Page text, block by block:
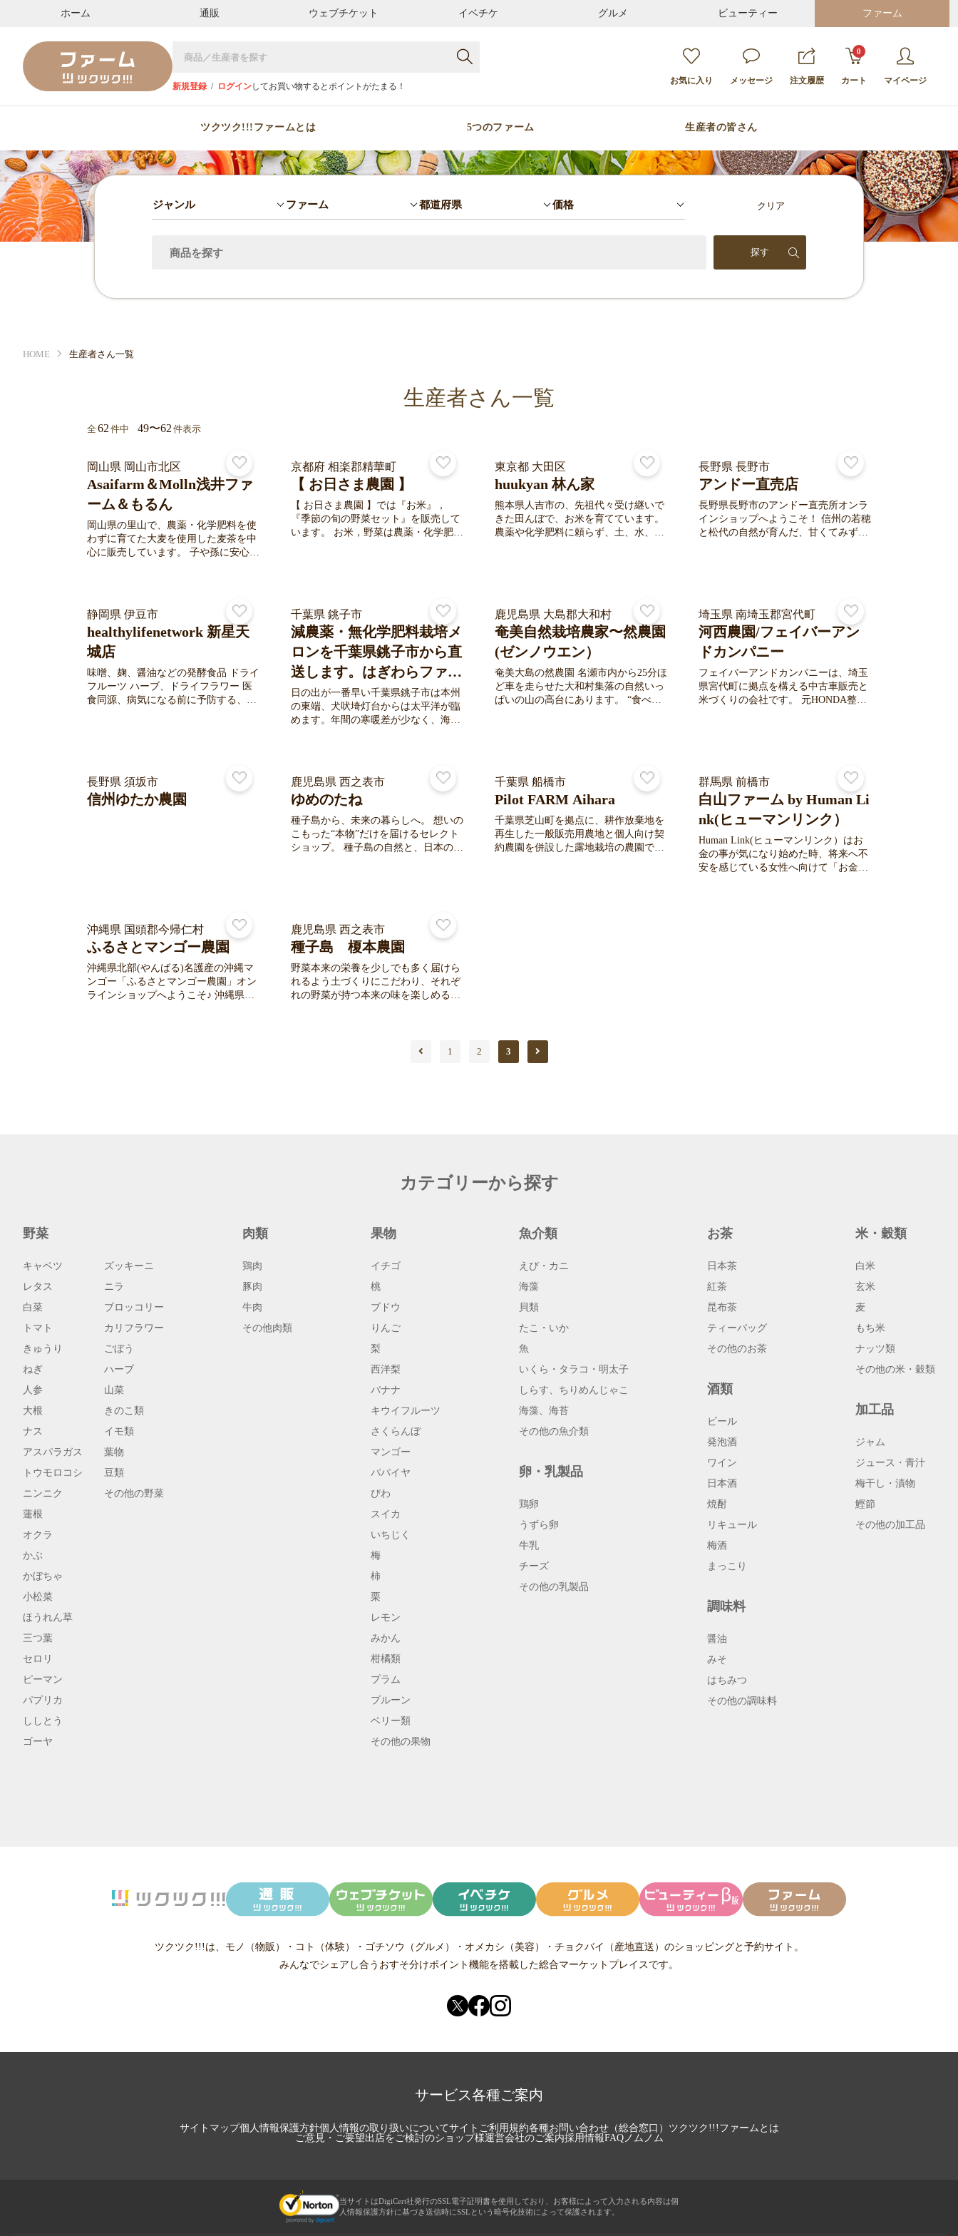
ホーム 通販 ウェブチケット イベチケ グルメ ビューティー ファーム
新規登録 / ログインしてお買い物するとポイントがたまる！
お気に入り メッセージ 注文履歴
0
カート マイページ
ツクツク!!!ファームとは 5つのファーム 生産者の皆さん
ジャンル ファーム 都道府県 価格 クリア
HOME 生産者さん一覧
生産者さん一覧
全62 件中 49〜62 件表示
岡山県 岡山市北区
Asaifarm＆Molln浅井ファ
ーム＆もるん
岡山県の里山で、農薬・化学肥料を使
わずに育てた大麦を使用した麦茶を中
心に販売しています。 子や孫に安心し
物の力を活かして栽培しています。 麦
茶のほか、旬の野菜や果樹、穀物も無
農薬・無化学肥料で育て、全国へお届
けしています。
京都府 相楽郡精華町
【 お日さま農園 】
【 お日さま農園 】では『お米』，
『季節の旬の野菜セット』を販売して
います。 お米，野菜は農薬・化学肥料
料で野菜を育てる。 ③ 育てた野菜を
家庭等に出荷する。 ④ 食品残渣を回
収する。 ⑤ ①へ戻る。
東京都 大田区
huukyan 林ん家
熊本県人吉市の、先祖代々受け継いで
きた田んぼで、お米を育てています。
農薬や化学肥料に頼らず、土、水、太
が守り続けてきた田んぼと、受け継が
れてきた米づくりを、次の世代へつな
いでいくこと。それが「林ん家」の新
しい挑戦です。 自然の恵みと、つくり
手の顔が見えるお米を、熊本・人吉か
ら数量限定でお届けします。
長野県 長野市
アンドー直売店
長野県長野市のアンドー直売所オンラ
インショップへようこそ！ 信州の若穂
と松代の自然が育んだ、甘くてみずみ
静岡県 伊豆市
healthylifenetwork 新星天
城店
味噌、麹、醤油などの発酵食品 ドライ
フルーツ ハーブ、ドライフラワー 医
食同源、病気になる前に予防する、健
千葉県 銚子市
減農薬・無化学肥料栽培メ
ロンを千葉県銚子市から直
送します。はぎわらファー
ム
日の出が一番早い千葉県銚子市は本州
の東端、犬吠埼灯台からは太平洋が臨
めます。年間の寒暖差が少なく、海風
コール」を主力に自社ブランド「Gree
n Wink(グリーンウインク）」を立ち上
げました。ピーマン、トマト、落花生
などと共に、無化学肥料・減農薬にて
栽培しています。見た目の形、美しさ
にこだわらず、おいしくて食べた人の
エネルギーになるビタミン、ミネラル
鹿児島県 大島郡大和村
奄美自然栽培農家〜然農園
(ゼンノウエン）
奄美大島の然農園 名瀬市内から25分ほ
ど車を走らせた大和村集落の自然いっ
ぱいの山の高台にあります。 “食べる
も無農薬野菜・果物が魅力です。 これ
からも“人と自然がともに生きる農
業”を実践し、皆さまに心から喜んで
いただける農産物をお届けしてまいり
ます。 ♢SNS https://www.instagram.co
m/zennouen
埼玉県 南埼玉郡宮代町
河西農園/フェイバーアン
ドカンパニー
フェイバーアンドカンパニーは、埼玉
県宮代町に拠点を構える中古車販売と
米づくりの会社です。 元HONDA整備
いと評判で、多くのお客様にリピート
いただいています。 誠実な仕事と信頼
を大切に、“人の暮らしに寄り添う品
質”をお届けします。 --------- フェイバ
ーアンドカンパニー 〒345−0043 埼玉
県南埼玉郡宮代町須賀1380-31
長野県 須坂市
信州ゆたか農園
鹿児島県 西之表市
ゆめのたね
種子島から、未来の暮らしへ。 想いの
こもった“本物”だけを届けるセレクト
ショップ。 種子島の自然と、日本のオ
千葉県 船橋市
Pilot FARM Aihara
千葉県芝山町を拠点に、耕作放棄地を
再生した一般販売用農地と個人向け契
約農園を併設した露地栽培の農園で
群馬県 前橋市
白山ファーム by Human Li
nk(ヒューマンリンク）
Human Link(ヒューマンリンク）はお
金の事が気になり始めた時、将来へ不
安を感じている女性へ向けて「お金の
沖縄県 国頭郡今帰仁村
ふるさとマンゴー農園
沖縄県北部(やんばる)名護産の沖縄マ
ンゴー「ふるさとマンゴー農園」オン
ラインショップへようこそ♪ 沖縄県北
鹿児島県 西之表市
種子島 榎本農園
野菜本来の栄養を少しでも多く届けら
れるよう土づくりにこだわり、それぞ
れの野菜が持つ本来の味を楽しめる栽
お金と笑顔が循環する仕組みづくりに
1 2 3
カテゴリーから探す
野菜
キャベツ
レタス
白菜
トマト
きゅうり
ねぎ
人参
大根
ナス
アスパラガス
トウモロコシ
ニンニク
蓮根
オクラ
かぶ
かぼちゃ
小松菜
ほうれん草
三つ葉
セロリ
ピーマン
パプリカ
ししとう
ゴーヤ
ズッキーニ
ニラ
ブロッコリー
カリフラワー
ごぼう
ハーブ
山菜
きのこ類
イモ類
葉物
豆類
その他の野菜
肉類
鶏肉
豚肉
牛肉
その他肉類
果物
イチゴ
桃
ブドウ
りんご
梨
西洋梨
バナナ
キウイフルーツ
さくらんぼ
マンゴー
パパイヤ
びわ
スイカ
いちじく
梅
柿
栗
レモン
みかん
柑橘類
プラム
プルーン
ベリー類
その他の果物
魚介類
えび・カニ
海藻
貝類
たこ・いか
魚
いくら・タラコ・明太子
しらす、ちりめんじゃこ
海藻、海苔
その他の魚介類
卵・乳製品
鶏卵
うずら卵
牛乳
チーズ
その他の乳製品
お茶
日本茶
紅茶
昆布茶
ティーバッグ
その他のお茶
酒類
ビール
発泡酒
ワイン
日本酒
焼酎
リキュール
梅酒
まっこり
調味料
醤油
みそ
はちみつ
その他の調味料
米・穀類
白米
玄米
麦
もち米
ナッツ類
その他の米・穀類
加工品
ジャム
ジュース・青汁
梅干し・漬物
鰹節
その他の加工品
ツクツク!!!は、 モノ（物販） ・ コト（体験） ・ ゴチソウ（グルメ） ・ オメカシ（美容） ・ チョクバイ（産地直送） のショッピングと予約サイト。
みんなでシェアし合う おすそ分けポイント機能を搭載した総合マーケットプレイスです。
サービス各種ご案内
サイトマップ個人情報保護方針個人情報の取り扱いについてサイトご利用規約各種お問い合わせ（総合窓口） ツクツク!!!ファームとは
ご意見・ご要望出店をご検討のショップ様運営会社のご案内採用情報FAQノムノム
当サイトはDigiCert社発行のSSL電子証明書を使用しており、お客様によって入力される内容は個
人情報保護方針に基づき送信時にSSLという暗号化技術によって保護されます。